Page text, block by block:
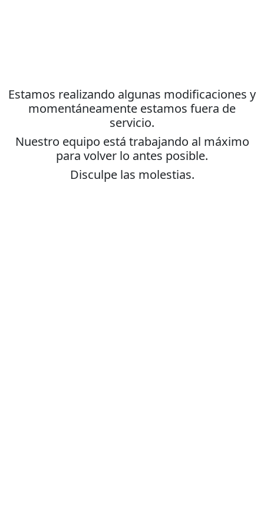
Estamos realizando algunas modificaciones y
momentáneamente estamos fuera de
servicio.
Nuestro equipo está trabajando al máximo
para volver lo antes posible.
Disculpe las molestias.